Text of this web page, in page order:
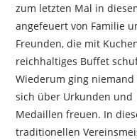
zum letzten Mal in
angefeuert von Familie
Freunden, die mit
reichhaltiges Buffet
Wiederum ging
sich über Urkunden und
Medaillen freuen. In
traditionellen